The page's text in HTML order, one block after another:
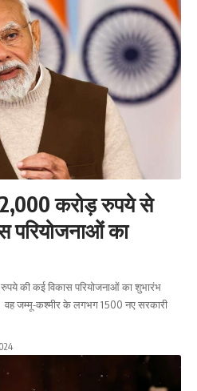
करोड़ रुपये से
परियोजनाओं का
की कई विकास परियोजनाओं का शुभारंभ
जम्मू-कश्मीर के लगभग 1500 नए सरकारी